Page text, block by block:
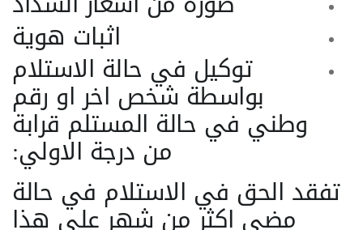
اثبات هوية
توكيل في حالة الاستلام
بواسطة شخص اخر او رقم
وطني في حالة المستلم قرابة
من درجة الاولي:
تفقد الحق في الاستلام في حالة
مضي اكثر من شهر علي هذا